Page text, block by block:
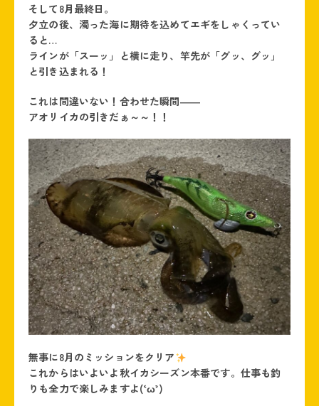
そして8月最終日。
夕立の後、濁った海に期待を込めてエギをしゃくってい
ると…
ラインが「スーッ」と横に走り、竿先が「グッ、グッ」
と引き込まれる！
これは間違いない！合わせた瞬間――
アオリイカの引きだぁ～～！！
無事に8月のミッションをクリア
これからはいよいよ秋イカシーズン本番です。仕事も釣
りも全力で楽しみますよ(‘ω’)